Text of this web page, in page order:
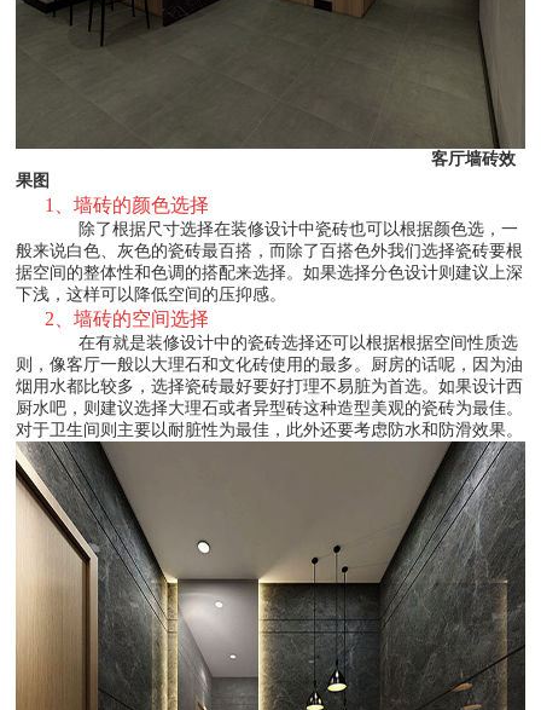
客厅墙砖效
果图
1、墙砖的颜色选择
除了根据尺寸选择在装修设计中瓷砖也可以根据颜色选，一
般来说白色、灰色的瓷砖最百搭，而除了百搭色外我们选择瓷砖要根
据空间的整体性和色调的搭配来选择。如果选择分色设计则建议上深
下浅，这样可以降低空间的压抑感。
2、墙砖的空间选择
在有就是装修设计中的瓷砖选择还可以根据根据空间性质选
则，像客厅一般以大理石和文化砖使用的最多。厨房的话呢，因为油
烟用水都比较多，选择瓷砖最好要好打理不易脏为首选。如果设计西
厨水吧，则建议选择大理石或者异型砖这种造型美观的瓷砖为最佳。
对于卫生间则主要以耐脏性为最佳，此外还要考虑防水和防滑效果。